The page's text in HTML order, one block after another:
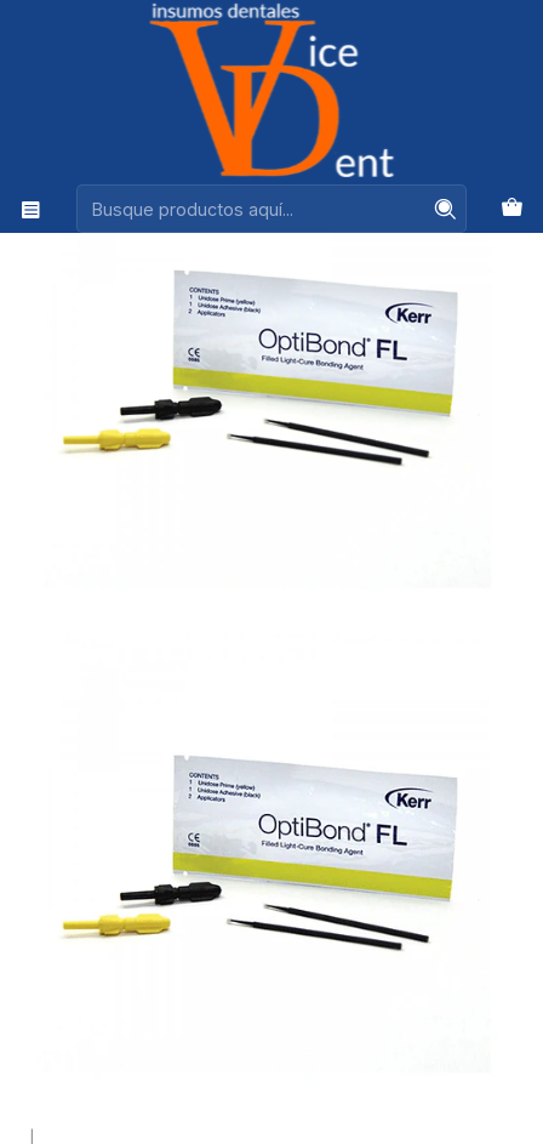
Ventas +56944575313
ADHESION Y RESTAURACION
ADHESIVO OPTIBOND FL UNIDOSIS - KERR